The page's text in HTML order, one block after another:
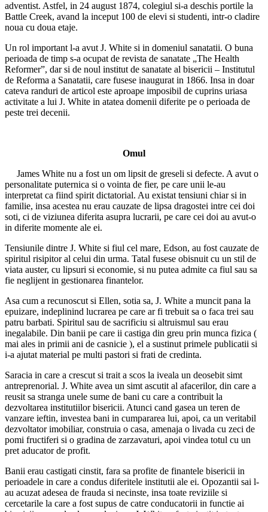
adventist. Astfel, in 24 august 1874, colegiul si-a deschis portile la
Battle Creek, avand la inceput 100 de elevi si studenti, intr-o cladire
noua cu doua etaje.
Un rol important l-a avut J. White si in domeniul sanatatii. O buna
perioada de timp s-a ocupat de revista de sanatate „The Health
Reformer”, dar si de noul institut de sanatate al bisericii – Institutul
de Reforma a Sanatatii, care fusese inaugurat in 1866. Insa in doar
cateva randuri de articol este aproape imposibil de cuprins uriasa
activitate a lui J. White in atatea domenii diferite pe o perioada de
peste trei decenii.
Omul
James White nu a fost un om lipsit de greseli si defecte. A avut o
personalitate puternica si o vointa de fier, pe care unii le-au
interpretat ca fiind spirit dictatorial. Au existat tensiuni chiar si in
familie, insa acestea nu erau cauzate de lipsa dragostei intre cei doi
soti, ci de viziunea diferita asupra lucrarii, pe care cei doi au avut-o
in diferite momente ale ei.
Tensiunile dintre J. White si fiul cel mare, Edson, au fost cauzate de
spiritul risipitor al celui din urma. Tatal fusese obisnuit cu un stil de
viata auster, cu lipsuri si economie, si nu putea admite ca fiul sau sa
fie neglijent in gestionarea finantelor.
Asa cum a recunoscut si Ellen, sotia sa, J. White a muncit pana la
epuizare, indeplinind lucrarea pe care ar fi trebuit sa o faca trei sau
patru barbati. Spiritul sau de sacrificiu si altruismul sau erau
inegalabile. Din banii pe care ii castiga din greu prin munca fizica (
mai ales in primii ani de casnicie ), el a sustinut primele publicatii si
i-a ajutat material pe multi pastori si frati de credinta.
Saracia in care a crescut si trait a scos la iveala un deosebit simt
antreprenorial. J. White avea un simt ascutit al afacerilor, din care a
reusit sa stranga unele sume de bani cu care a contribuit la
dezvoltarea institutiilor bisericii. Atunci cand gasea un teren de
vanzare ieftin, investea bani in cumpararea lui, apoi, ca un veritabil
dezvoltator imobiliar, construia o casa, amenaja o livada cu zeci de
pomi fructiferi si o gradina de zarzavaturi, apoi vindea totul cu un
pret aducator de profit.
Banii erau castigati cinstit, fara sa profite de finantele bisericii in
perioadele in care a condus diferitele institutii ale ei. Opozantii sai l-
au acuzat adesea de frauda si necinste, insa toate reviziile si
cercetarile la care a fost supus de catre conducatorii in functie ai